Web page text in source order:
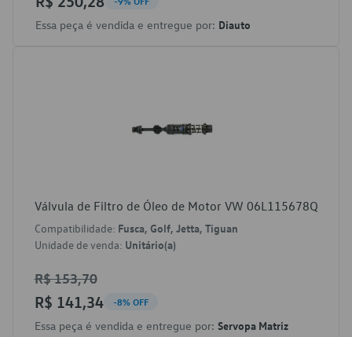
Essa peça é vendida e entregue por: Diauto
Válvula de Filtro de Óleo de Motor VW 06L115678Q
Compatibilidade: Fusca, Golf, Jetta, Tiguan
Unidade de venda: Unitário(a)
R$ 153,70
R$ 141,34 -8% OFF
Essa peça é vendida e entregue por: Servopa Matriz